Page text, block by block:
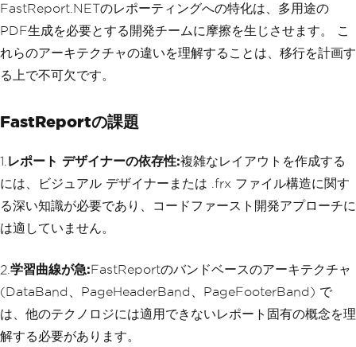
FastReport.NETのレポーティングへの特化は、多用途の
PDF生成を必要とする開発チームに摩擦を生じさせます。 こ
れらのアーキテクチャの違いを理解することは、移行を計画す
る上で不可欠です。
FastReportの課題
1. レポート デザイナーの依存性:複雑なレイアウトを作成する
には、ビジュアル デザイナーまたは .frx ファイル構造に関す
る深い知識が必要であり、コードファースト開発アプローチに
は適していません。
2. 学習曲線が急:FastReportのバンドベースのアーキテクチャ
(DataBand、PageHeaderBand、PageFooterBand) で
は、他のテクノロジには適用できないレポート固有の概念を理
解する必要があります。